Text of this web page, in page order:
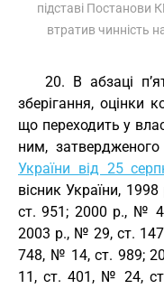
підставі Постанови
втратив чинність
20. В абзаці
зберігання, оцінки
що переходить у
ним, затвердженого
України від 25
вісник України,
ст. 951; 2000 р., №
2003 р., № 29, ст.
748, № 14, ст. 989;
11, ст. 401, № 24,